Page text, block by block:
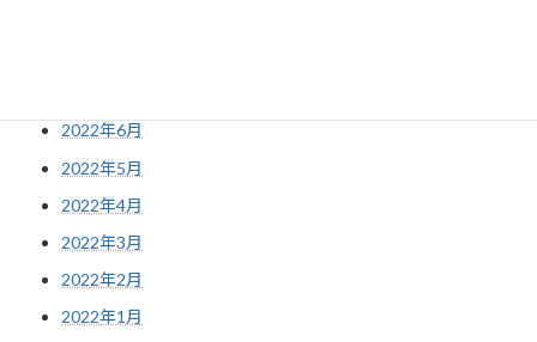
2022年6月
2022年5月
2022年4月
2022年3月
2022年2月
2022年1月